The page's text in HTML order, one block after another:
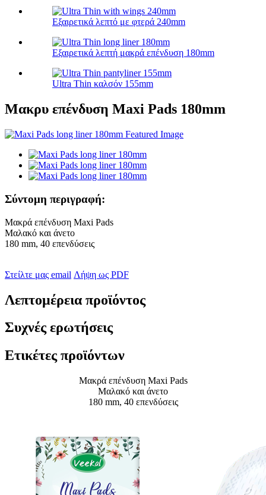
Εξαιρετικά λεπτό με φτερά 240mm
Εξαιρετικά λεπτή μακρά επένδυση 180mm
Ultra Thin καλσόν 155mm
Μακρυ επένδυση Maxi Pads 180mm
Σύντομη περιγραφή:
Μακρά επένδυση Maxi Pads
Μαλακό και άνετο
180 mm, 40 επενδύσεις
Στείλτε μας email Λήψη ως PDF
Λεπτομέρεια προϊόντος
Συχνές ερωτήσεις
Ετικέτες προϊόντων
Μακρά επένδυση Maxi Pads
Μαλακό και άνετο
180 mm, 40 επενδύσεις